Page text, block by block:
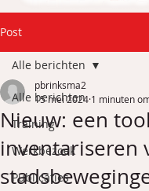
Post
Alle berichten
Training
Werkbezoek
Publicaties
Alle berichten
Nieuw: een
inventariseren
pbrinksma2
15 mei 2024 1 minuten